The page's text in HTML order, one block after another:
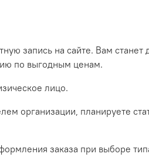
запись на сайте. Вам станет
по выгодным ценам.
лицо.
организации, планируете
заказа при выборе